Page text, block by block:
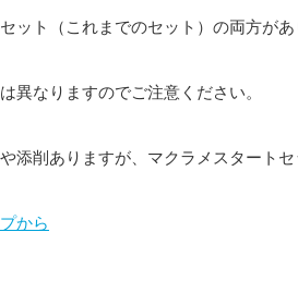
ット（これまでのセット）の両方があ
異なりますのでご注意ください。
添削ありますが、マクラメスタート
から